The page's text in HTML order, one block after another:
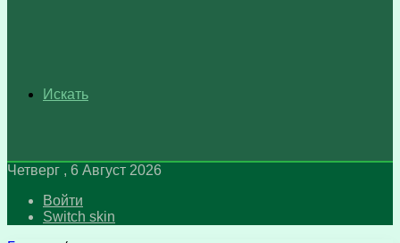
Искать
Четверг , 6 Август 2026
Войти
Switch skin